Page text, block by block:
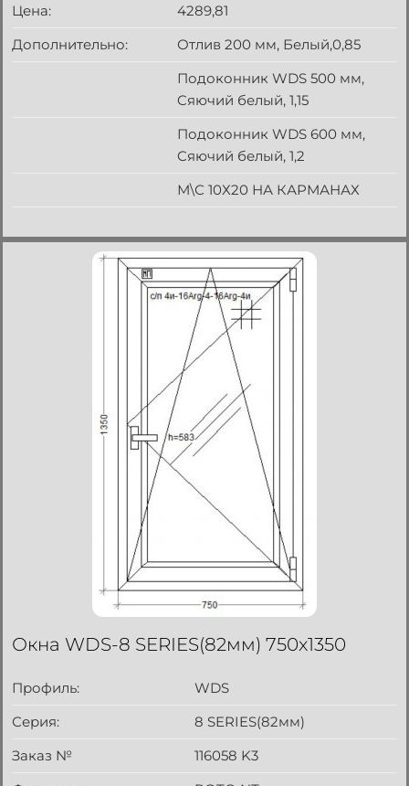
Цена:
4289,81
Дополнительно:
Отлив 200 мм, Белый,0,85
Подоконник WDS 500 мм,
Cяючий белый, 1,15
Подоконник WDS 600 мм,
Cяючий белый, 1,2
М\С 10Х20 НА КАРМАНАХ
Окна WDS-8 SERIES(82мм) 750x1350
Профиль:
WDS
Серия:
8 SERIES(82мм)
Заказ №
116058 K3